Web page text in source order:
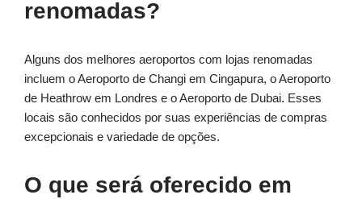
renomadas?
Alguns dos melhores aeroportos com lojas renomadas
incluem o Aeroporto de Changi em Cingapura, o Aeroporto
de Heathrow em Londres e o Aeroporto de Dubai. Esses
locais são conhecidos por suas experiências de compras
excepcionais e variedade de opções.
O que será oferecido em